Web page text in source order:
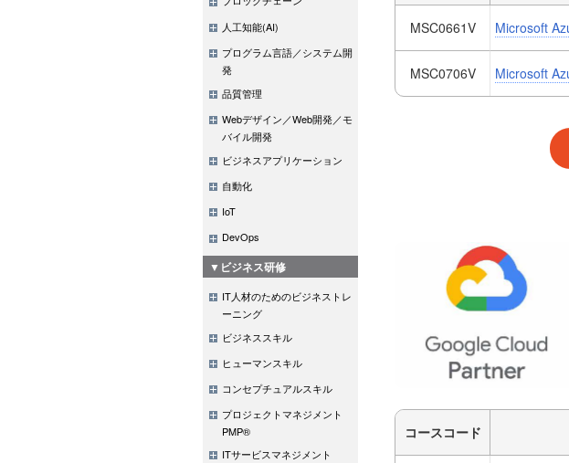
人工知能(AI)
プログラム言語／システム開
発
品質管理
Webデザイン／Web開発／モ
バイル開発
ビジネスアプリケーション
自動化
IoT
DevOps
▼ビジネス研修
IT人材のためのビジネストレ
ーニング
ビジネススキル
ヒューマンスキル
コンセプチュアルスキル
プロジェクトマネジメント
PMP®
ITサービスマネジメント
MSC0661V Microsoft
MSC0706V Microsoft
コースコード